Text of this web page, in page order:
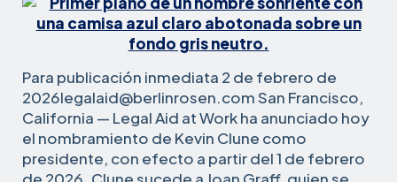
de
contratación
Para publicación inmediata 2 de febrero de
2026legalaid@berlinrosen.com San Francisco,
California — Legal Aid at Work ha anunciado hoy
el nombramiento de Kevin Clune como
presidente, con efecto a partir del 1 de febrero